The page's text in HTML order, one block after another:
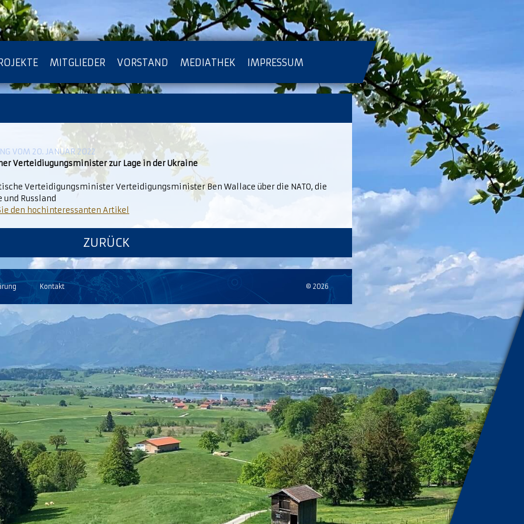
MITGLIEDER VORSTAND MEDIATHEK IMPRESSUM
VOM 20. JANUAR 2022
Verteidiugungsminister zur Lage in der Ukraine
Verteidigungsminister Verteidigungsminister Ben Wallace über die NATO, die
und Russland
den hochinteressanten Artikel
ZURÜCK
Kontakt © 2026